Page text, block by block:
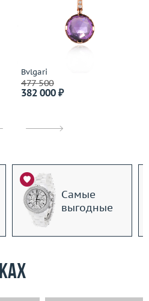
Bvlgari
477 500
382 000 ₽
Самые
выгодные